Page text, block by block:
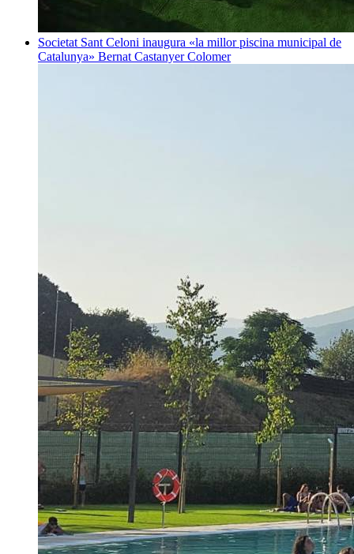
Societat Sant Celoni inaugura «la millor piscina municipal de
Catalunya» Bernat Castanyer Colomer